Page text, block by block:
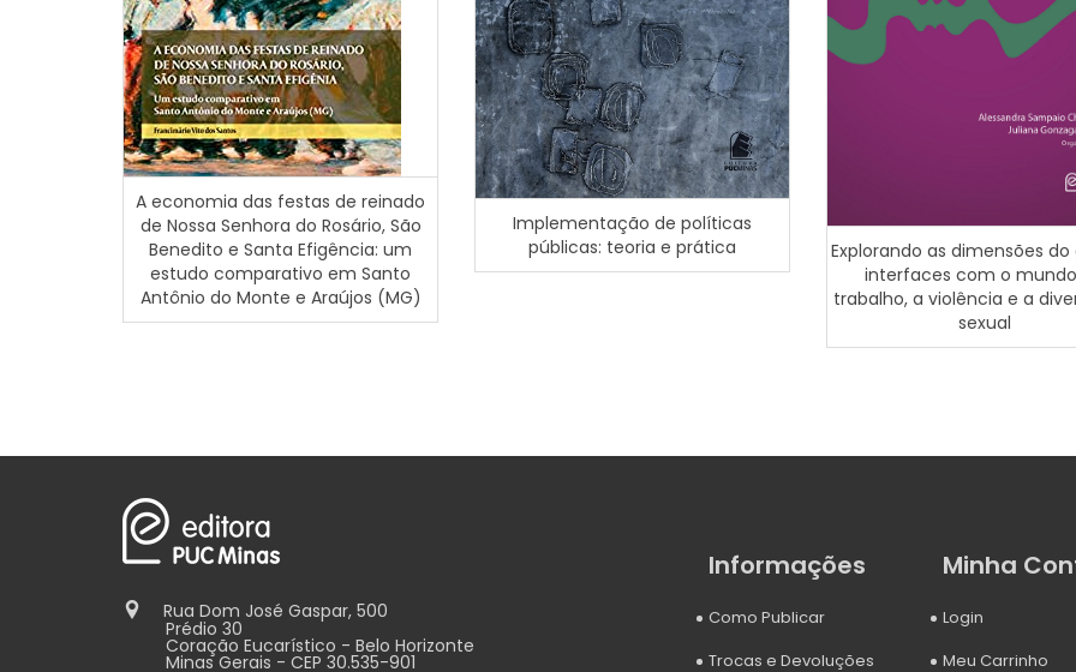
A economia das festas de reinado
de Nossa Senhora do Rosário, São
Benedito e Santa Efigência: um
estudo comparativo em Santo
Antônio do Monte e Araújos (MG)
Implementação de políticas
públicas: teoria e prática
Explorando as dimensões do
interfaces com o
trabalho, a violência e a
sexual
Rua Dom José Gaspar, 500
Prédio 30
Coração Eucarístico - Belo Horizonte
Minas Gerais - CEP 30.535-901
Informações
Como Publicar
Trocas e Devoluções
Minha
Login
Meu Carrinho